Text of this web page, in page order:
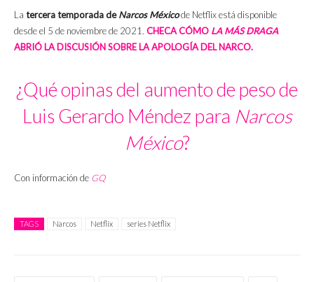
La tercera temporada deNarcos Méxicode Netflix está disponible
desde el 5 de noviembre de 2021. CHECA CÓMO LA MÁS DRAGA
ABRIÓ LA DISCUSIÓN SOBRE LA APOLOGÍA DEL NARCO.
¿Qué opinas del aumento de peso de
Luis Gerardo Méndez para Narcos
México?
Con información de GQ
TAGS Narcos Netflix series Netflix